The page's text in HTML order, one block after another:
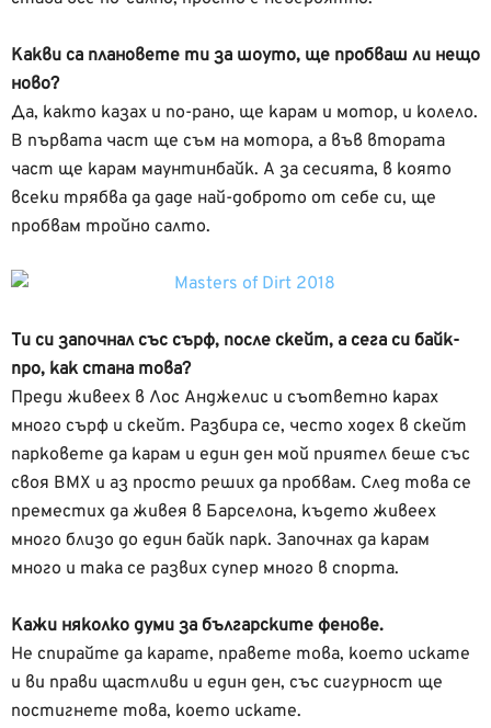
Какви са плановете ти за шоуто, ще пробваш ли нещо
ново?
Да, както казах и по-рано, ще карам и мотор, и колело.
В първата част ще съм на мотора, а във втората
част ще карам маунтинбайк. А за сесията, в която
всеки трябва да даде най-доброто от себе си, ще
пробвам тройно салто.
Ти си започнал със сърф, после скейт, а сега си байк-
про, как стана това?
Преди живеех в Лос Анджелис и съответно карах
много сърф и скейт. Разбира се, често ходех в скейт
парковете да карам и един ден мой приятел беше със
своя BMX и аз просто реших да пробвам. След това се
преместих да живея в Барселона, където живеех
много близо до един байк парк. Започнах да карам
много и така се развих супер много в спорта.
Кажи няколко думи за българските фенове.
Не спирайте да карате, правете това, което искате
и ви прави щастливи и един ден, със сигурност ще
постигнете това, което искате.